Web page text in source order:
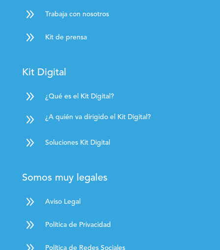
9 Trabaja con nosotros
9 Kit de prensa
Kit Digital
9 ¿Qué es el Kit Digital?
9 ¿A quién va dirigido el Kit Digital?
9 Soluciones Kit Digital
Somos muy legales
9 Aviso Legal
9 Política de Privacidad
Política de Redes Sociales